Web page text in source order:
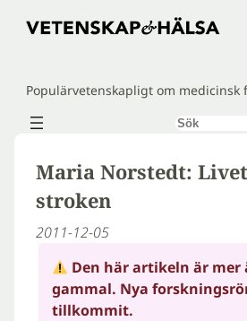
Hoppa
Populärvetenskapligt om medicinsk
Sök
Maria Norstedt:
stroken
2011-12-05
Den här artikeln är mer
gammal. Nya
tillkommit.